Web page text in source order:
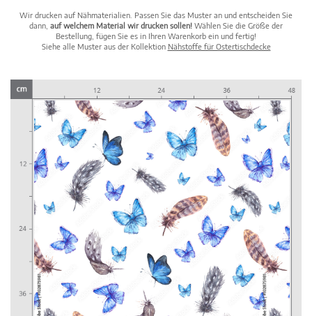
Wir drucken auf Nähmaterialien. Passen Sie das Muster an und entscheiden Sie
dann, auf welchem Material wir drucken sollen! Wählen Sie die Größe der
Bestellung, fügen Sie es in Ihren Warenkorb ein und fertig!
Siehe alle Muster aus der Kollektion Nähstoffe für Ostertischdecke